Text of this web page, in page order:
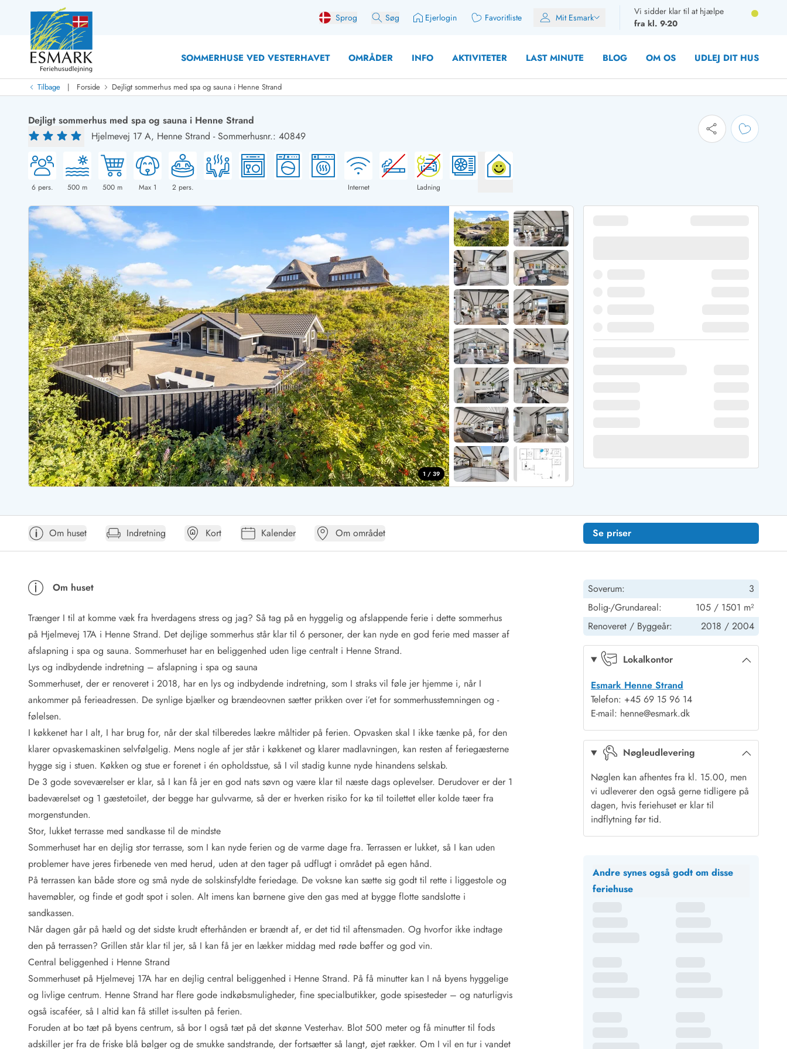
Sprog Søg Ejerlogin Favoritliste Mit Esmark
Vi sidder klar til at hjælpe
fra kl. 9-20
SOMMERHUSE VED VESTERHAVET OMRÅDER INFO AKTIVITETER LAST MINUTE BLOG OM OS UDLEJ DIT HUS
Last Minute
Last minute
Nyheder
Nyheder hos Esmark Med swimmingpool Sommerhuse med hund
Nyrenoverede sommerhuse
Sommerhuse med slutrengøring inklusive
Sommerhuse tæt ved vandet
Nybyggede sommerhuse
Sommerhuse med sauna
Røgfrie/ikke-ryger sommerhuse
Sommerhuse med udsigt
Sommerhuse med spa
Sommerhuse med fredagsskift
Sommerhuse med lørdagsskift
Sommerhuse med søndagsskift
Sommerhuse med plads til fangsten
Feriehuse med brændeovn
Sommerhuse med ydersæsonrabat
Sommerhuse for 2 personer
Sommerhuse for 4 Personer
Sommerhuse for 6 Personer
Sommerhuse for 8 Personer
Sommerhuse for 10 personer
Sommerhuse for 12 Personer
Sommerhuse for 14 Personer
Sommerhuse i påskeferien
Sommerhuse i sommerferien
Sommerhuse i efterårsferien
Sommerhuse i vinterferien
Sommerhuse i juleferien
Sommerhuse til nytår
Sommerhuse i BjerregårdSommerhuse i BlåvandSommerhuse i Hvide SandeSommerhuse i Søndervig
Sommerhuse i Årgab
Sommerhuse i Arrild
Sommerhuse i Bjerregård
Sommerhuse i Blåvand
Sommerhuse i Bork Havn
Sommerhuse i Fjand
Sommerhuse på Fanø
Sommerhuse i Grærup Strand
Sommerhuse i Haurvig
Sommerhuse i Henne Strand
Sommerhuse i Ho
Sommerhuse i Houstrup
Sommerhuse i Houvig
Sommerhus på Holmsland Klit
Sommerhuse på Holmsland
Sommerhuse i Hvide Sande
Sommerhuse i Jegum
Sommerhuse i Klegod
Sommerhuse i Lodbjerg Hede
Sommerhuse i Nr. Lyngvig
Sommerhuse på Rømø
Sommerhuse i Søndervig
Sommerhuse i Skodbjerge
Sommerhuse i Thorsminde
Sommerhuse i Vedersø Klit
Sommerhuse i Vejers Strand
Sommerhuse i Vester Husby
Esmark RejsecurityEsmark KidsVIPEsmark VIP partnerfordeleFordele hos os
Sommerhus ABC
Forbrugsafregning (Strøm, vand...)
Lån og lej
Rengøring
Gavekort
Book tidligt
Lejebetingelser
Vejret i Danmark
Sæsontider
Baderegler
Naturbeskyttelse
Webcam
Fotokonkurrence
Fordele hos os
Esmark Rejsecurity
Esmark KidsVIP
Esmark VIP: Fordele og rabataftaler
Prisgaranti
Ingen depositum
Gæsteanmeldelser
Gratis WiFi i ferieområdet
We love people!
Fritidsaktiviteter
Esmark VIP partnerfordele
Esmark KidsVIP
LEGOLAND® rabat
Ferie med børn
Ferie med hund
Ferie ved stranden
Naturoplevelser
Tilbage | Forside Dejligt sommerhus med spa og sauna i Henne Strand
Dejligt sommerhus med spa og sauna i Henne Strand
Hjelmevej 17 A, Henne Strand -Sommerhusnr.: 40849
6pers. 500 m 500 m Max 1 2pers. Internet Ladning
1 / 39
Om huset Indretning Kort Kalender Om området Se priser
Om huset
Trænger I til at komme væk fra hverdagens stress og jag? Så tag på en hyggelig og afslappende ferie i dette sommerhus
på Hjelmevej 17A i Henne Strand. Det dejlige sommerhus står klar til 6 personer, der kan nyde en god ferie med masser af
afslapning i spa og sauna. Sommerhuset har en beliggenhed uden lige centralt i Henne Strand.
Lys og indbydende indretning – afslapning i spa og sauna
Sommerhuset, der er renoveret i 2018, har en lys og indbydende indretning, som I straks vil føle jer hjemme i, når I
ankommer på ferieadressen. De synlige bjælker og brændeovnen sætter prikken over i’et for sommerhusstemningen og -
følelsen.
I køkkenet har I alt, I har brug for, når der skal tilberedes lækre måltider på ferien. Opvasken skal I ikke tænke på, for den
klarer opvaskemaskinen selvfølgelig. Mens nogle af jer står i køkkenet og klarer madlavningen, kan resten af feriegæsterne
hygge sig i stuen. Køkken og stue er forenet i én opholdsstue, så I vil stadig kunne nyde hinandens selskab.
De 3 gode soveværelser er klar, så I kan få jer en god nats søvn og være klar til næste dags oplevelser. Derudover er der 1
badeværelset og 1 gæstetoilet, der begge har gulvvarme, så der er hverken risiko for kø til toilettet eller kolde tæer fra
morgenstunden.
Stor, lukket terrasse med sandkasse til de mindste
Sommerhuset har en dejlig stor terrasse, som I kan nyde ferien og de varme dage fra. Terrassen er lukket, så I kan uden
problemer have jeres firbenede ven med herud, uden at den tager på udflugt i området på egen hånd.
På terrassen kan både store og små nyde de solskinsfyldte feriedage. De voksne kan sætte sig godt til rette i liggestole og
havemøbler, og finde et godt spot i solen. Alt imens kan børnene give den gas med at bygge flotte sandslotte i
sandkassen.
Når dagen går på hæld og det sidste krudt efterhånden er brændt af, er det tid til aftensmaden. Og hvorfor ikke indtage
den på terrassen? Grillen står klar til jer, så I kan få jer en lækker middag med røde bøffer og god vin.
Central beliggenhed i Henne Strand
Sommerhuset på Hjelmevej 17A har en dejlig central beliggenhed i Henne Strand. På få minutter kan I nå byens hyggelige
og livlige centrum. Henne Strand har flere gode indkøbsmuligheder, fine specialbutikker, gode spisesteder – og naturligvis
også iscaféer, så I altid kan få stillet is-sulten på ferien.
Foruden at bo tæt på byens centrum, så bor I også tæt på det skønne Vesterhav. Blot 500 meter og få minutter til fods
adskiller jer fra de friske blå bølger og de smukke sandstrande, der fortsætter så langt, øjet rækker. Om I vil en tur i vandet
Soverum:
3
Bolig-/Grundareal:
105 / 1501 m²
Renoveret / Byggeår: 2018 / 2004
Lokalkontor
Esmark Henne Strand
Telefon: +45 69 15 96 14
E-mail: henne@esmark.dk
Nøgleudlevering
Nøglen kan afhentes fra kl. 15.00, men
vi udleverer den også gerne tidligere på
dagen, hvis feriehuset er klar til
indflytning før tid.
Andre synes også godt om disse
feriehuse